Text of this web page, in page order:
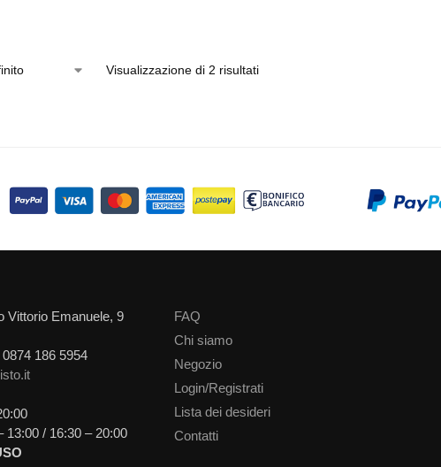
Visualizzazione di 2 risultati
Vittorio Emanuele, 9
186 5954
13:00 / 16:30 – 20:00
FAQ
Chi siamo
Negozio
Login/Registrati
Lista dei desideri
Contatti